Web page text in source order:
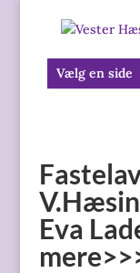
Vælg en side
Eva